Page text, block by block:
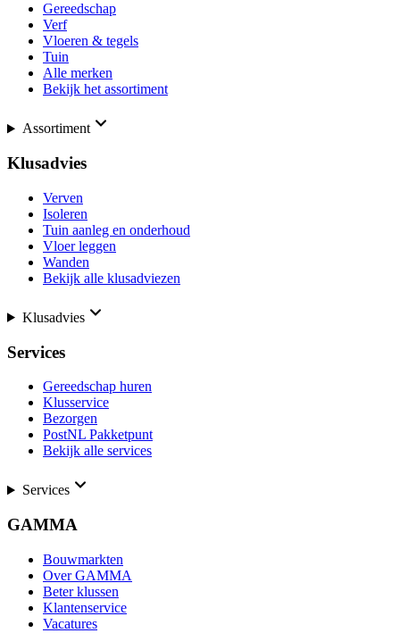
Gereedschap
Verf
Vloeren & tegels
Tuin
Alle merken
Bekijk het assortiment
Assortiment
Klusadvies
Verven
Isoleren
Tuin aanleg en onderhoud
Vloer leggen
Wanden
Bekijk alle klusadviezen
Klusadvies
Services
Gereedschap huren
Klusservice
Bezorgen
PostNL Pakketpunt
Bekijk alle services
Services
GAMMA
Bouwmarkten
Over GAMMA
Beter klussen
Klantenservice
Vacatures